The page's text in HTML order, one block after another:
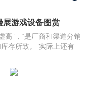
展游戏设备图赏
高”，“是厂商和渠道分销
存所致。”实际上还有